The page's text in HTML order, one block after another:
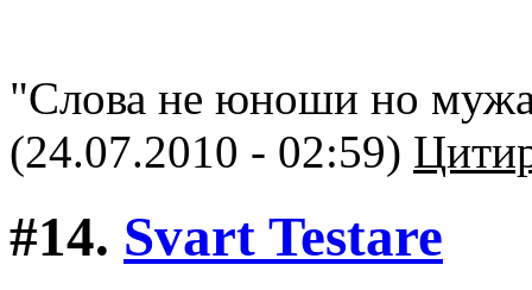
"Слова не юноши но
(24.07.2010 - 02:59)
#14. Svart Testare